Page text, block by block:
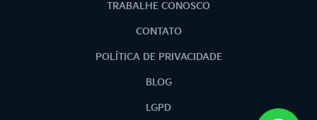
TRABALHE CONOSCO
CONTATO
POLÍTICA DE PRIVACIDADE
BLOG
LGPD